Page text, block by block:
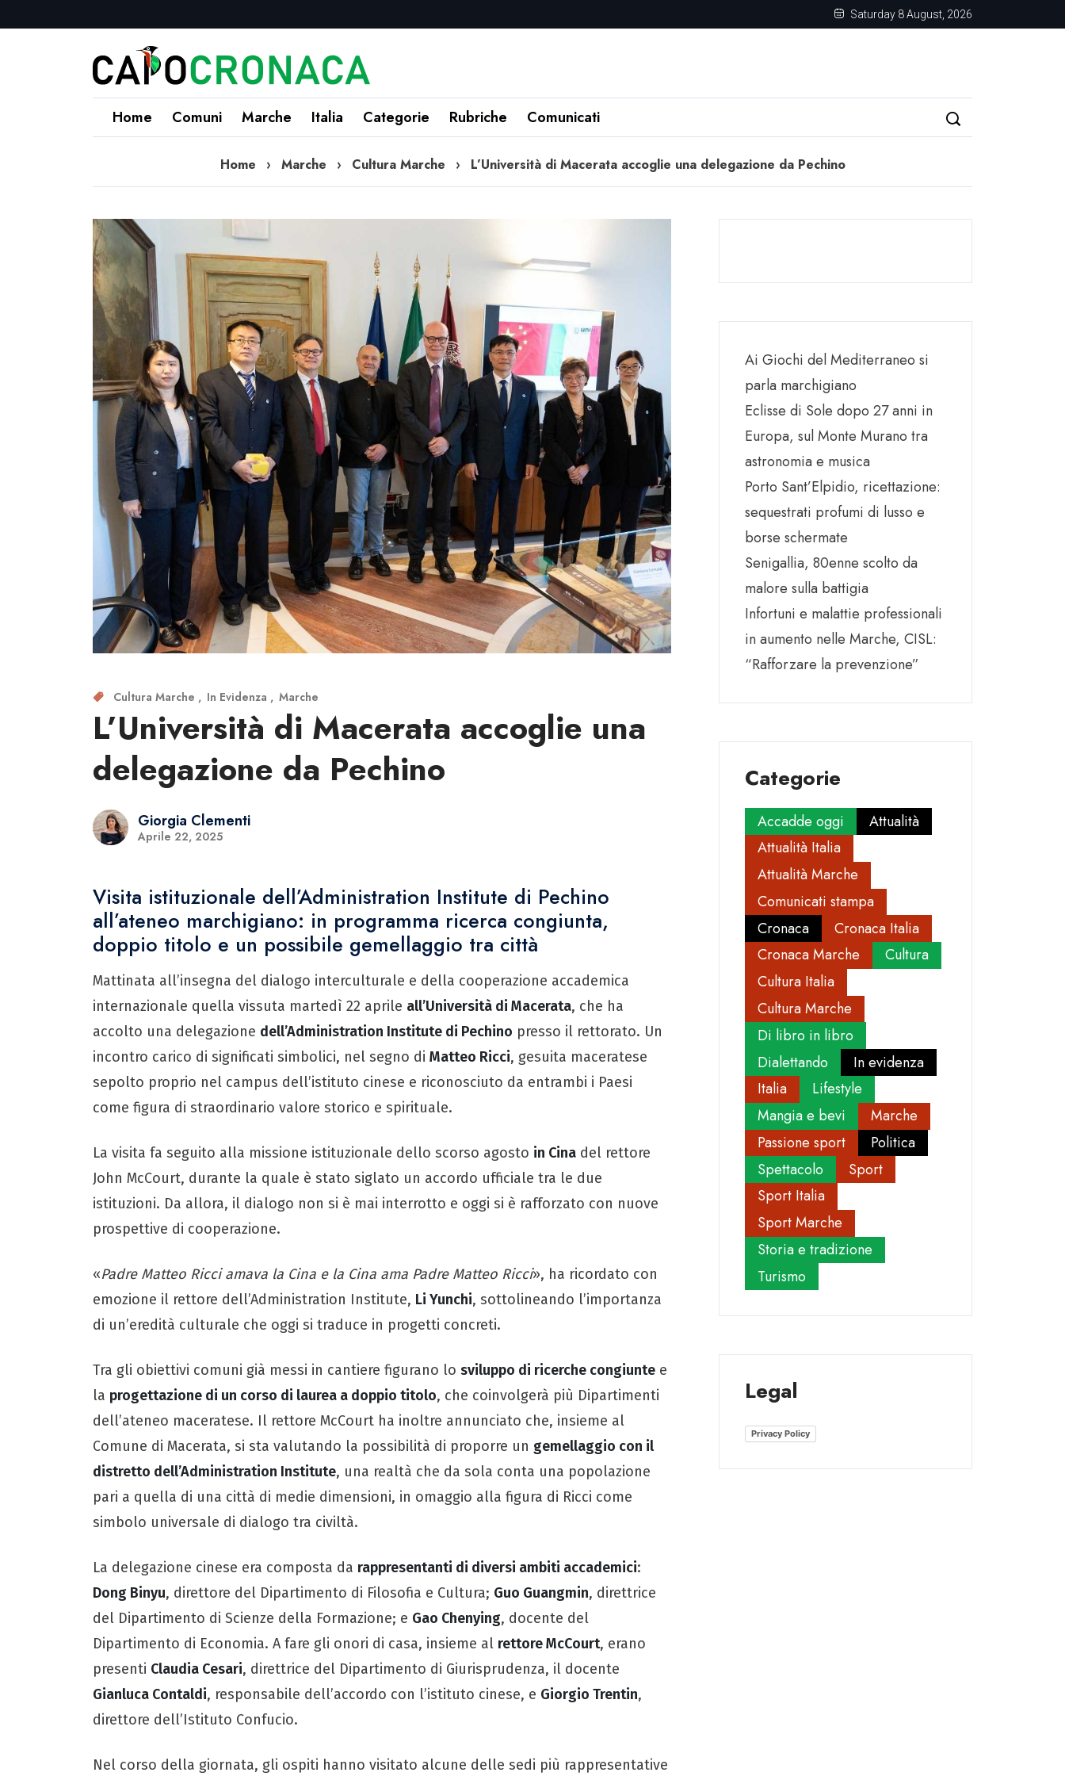
Saturday 8 August, 2026
Home Comuni Marche Italia Categorie Rubriche Comunicati
Home › Marche › Cultura Marche › L’Università di Macerata accoglie una delegazione da Pechino
Cultura Marche In Evidenza Marche
L’Università di Macerata accoglie una
delegazione da Pechino
Giorgia Clementi
Aprile 22, 2025
Visita istituzionale dell’Administration Institute di Pechino
all’ateneo marchigiano: in programma ricerca congiunta,
doppio titolo e un possibile gemellaggio tra città
Mattinata all’insegna del dialogo interculturale e della cooperazione accademica
internazionale quella vissuta martedì 22 aprile all’Università di Macerata, che ha
accolto una delegazione dell’Administration Institute di Pechino presso il rettorato. Un
incontro carico di significati simbolici, nel segno di Matteo Ricci, gesuita maceratese
sepolto proprio nel campus dell’istituto cinese e riconosciuto da entrambi i Paesi
come figura di straordinario valore storico e spirituale.
La visita fa seguito alla missione istituzionale dello scorso agosto in Cina del rettore
John McCourt, durante la quale è stato siglato un accordo ufficiale tra le due
istituzioni. Da allora, il dialogo non si è mai interrotto e oggi si è rafforzato con nuove
prospettive di cooperazione.
«Padre Matteo Ricci amava la Cina e la Cina ama Padre Matteo Ricci», ha ricordato con
emozione il rettore dell’Administration Institute, Li Yunchi, sottolineando l’importanza
di un’eredità culturale che oggi si traduce in progetti concreti.
Tra gli obiettivi comuni già messi in cantiere figurano lo sviluppo di ricerche congiunte e
la progettazione di un corso di laurea a doppio titolo, che coinvolgerà più Dipartimenti
dell’ateneo maceratese. Il rettore McCourt ha inoltre annunciato che, insieme al
Comune di Macerata, si sta valutando la possibilità di proporre un gemellaggio con il
distretto dell’Administration Institute, una realtà che da sola conta una popolazione
pari a quella di una città di medie dimensioni, in omaggio alla figura di Ricci come
simbolo universale di dialogo tra civiltà.
La delegazione cinese era composta da rappresentanti di diversi ambiti accademici:
Dong Binyu, direttore del Dipartimento di Filosofia e Cultura; Guo Guangmin, direttrice
del Dipartimento di Scienze della Formazione; e Gao Chenying, docente del
Dipartimento di Economia. A fare gli onori di casa, insieme al rettore McCourt, erano
presenti Claudia Cesari, direttrice del Dipartimento di Giurisprudenza, il docente
Gianluca Contaldi, responsabile dell’accordo con l’istituto cinese, e Giorgio Trentin,
direttore dell’Istituto Confucio.
Nel corso della giornata, gli ospiti hanno visitato alcune delle sedi più rappresentative
Ai Giochi del Mediterraneo si
parla marchigiano
Eclisse di Sole dopo 27 anni in
Europa, sul Monte Murano tra
astronomia e musica
Porto Sant’Elpidio, ricettazione:
sequestrati profumi di lusso e
borse schermate
Senigallia, 80enne scolto da
malore sulla battigia
Infortuni e malattie professionali
in aumento nelle Marche, CISL:
“Rafforzare la prevenzione”
Categorie
Accadde oggi
Attualità
Attualità Italia
Attualità Marche
Comunicati stampa
Cronaca
Cronaca Italia
Cronaca Marche
Cultura
Cultura Italia
Cultura Marche
Di libro in libro
Dialettando
In evidenza
Italia
Lifestyle
Mangia e bevi
Marche
Passione sport
Politica
Spettacolo
Sport
Sport Italia
Sport Marche
Storia e tradizione
Turismo
Legal
Privacy Policy